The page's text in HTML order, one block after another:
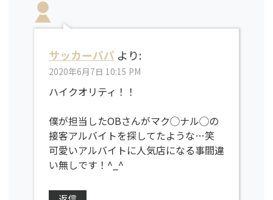
サッカーパパ より:
2020年6月7日 10:15 PM
ハイクオリティ！！
僕が担当したOBさんがマク◯ナル◯の
接客アルバイトを探してたような…笑
可愛いアルバイトに人気店になる事間違
い無しです！^_^